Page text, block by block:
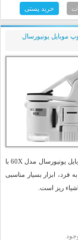
گیرد.
خرید پستی
موبایل یونیورسال
میکروسکوپ موبایل یونیورسال مدل 60X با
فرد، ابزار بسیار مناسبی
ریز است.